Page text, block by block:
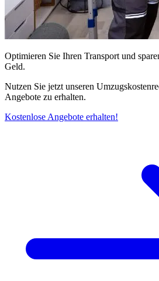
Optimieren Sie Ihren Transport und
Geld.
Nutzen Sie jetzt unseren
Angebote zu erhalten.
Kostenlose Angebote erhalten!